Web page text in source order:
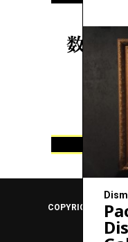
COPYRIGHT (C)